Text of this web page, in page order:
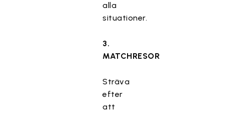
alla
situationer.
3.
MATCHRESOR
Sträva
efter
att